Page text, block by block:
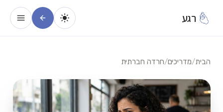
רגע
הבית/מדריכים/חרדה חברתית